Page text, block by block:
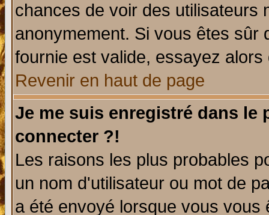
chances de voir des utilisateurs
anonymement. Si vous êtes sûr
fournie est valide, essayez
Revenir en haut de page
Je me suis enregistré dans le
connecter ?!
Les raisons les plus probables
un nom d'utilisateur ou mot de
a été envoyé lorsque vous